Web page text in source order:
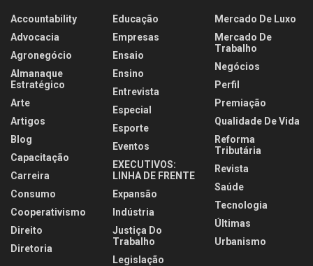
Accountability
Advocacia
Agronegócio
Almanaque
Estratégico
Arte
Artigos
Blog
Capacitação
Carreira
Consumo
Cooperativismo
Direito
Diretoria
Educação
Empresas
Ensaio
Ensino
Entrevista
Especial
Esporte
Eventos
EXECUTIVOS:
LINHA DE FRENTE
Expansão
Indústria
Justiça Do
Trabalho
Legislação
Mercado De Luxo
Mercado De
Trabalho
Negócios
Perfil
Premiação
Qualidade De Vida
Reforma
Tributária
Revista
Saúde
Tecnologia
Últimas
Urbanismo